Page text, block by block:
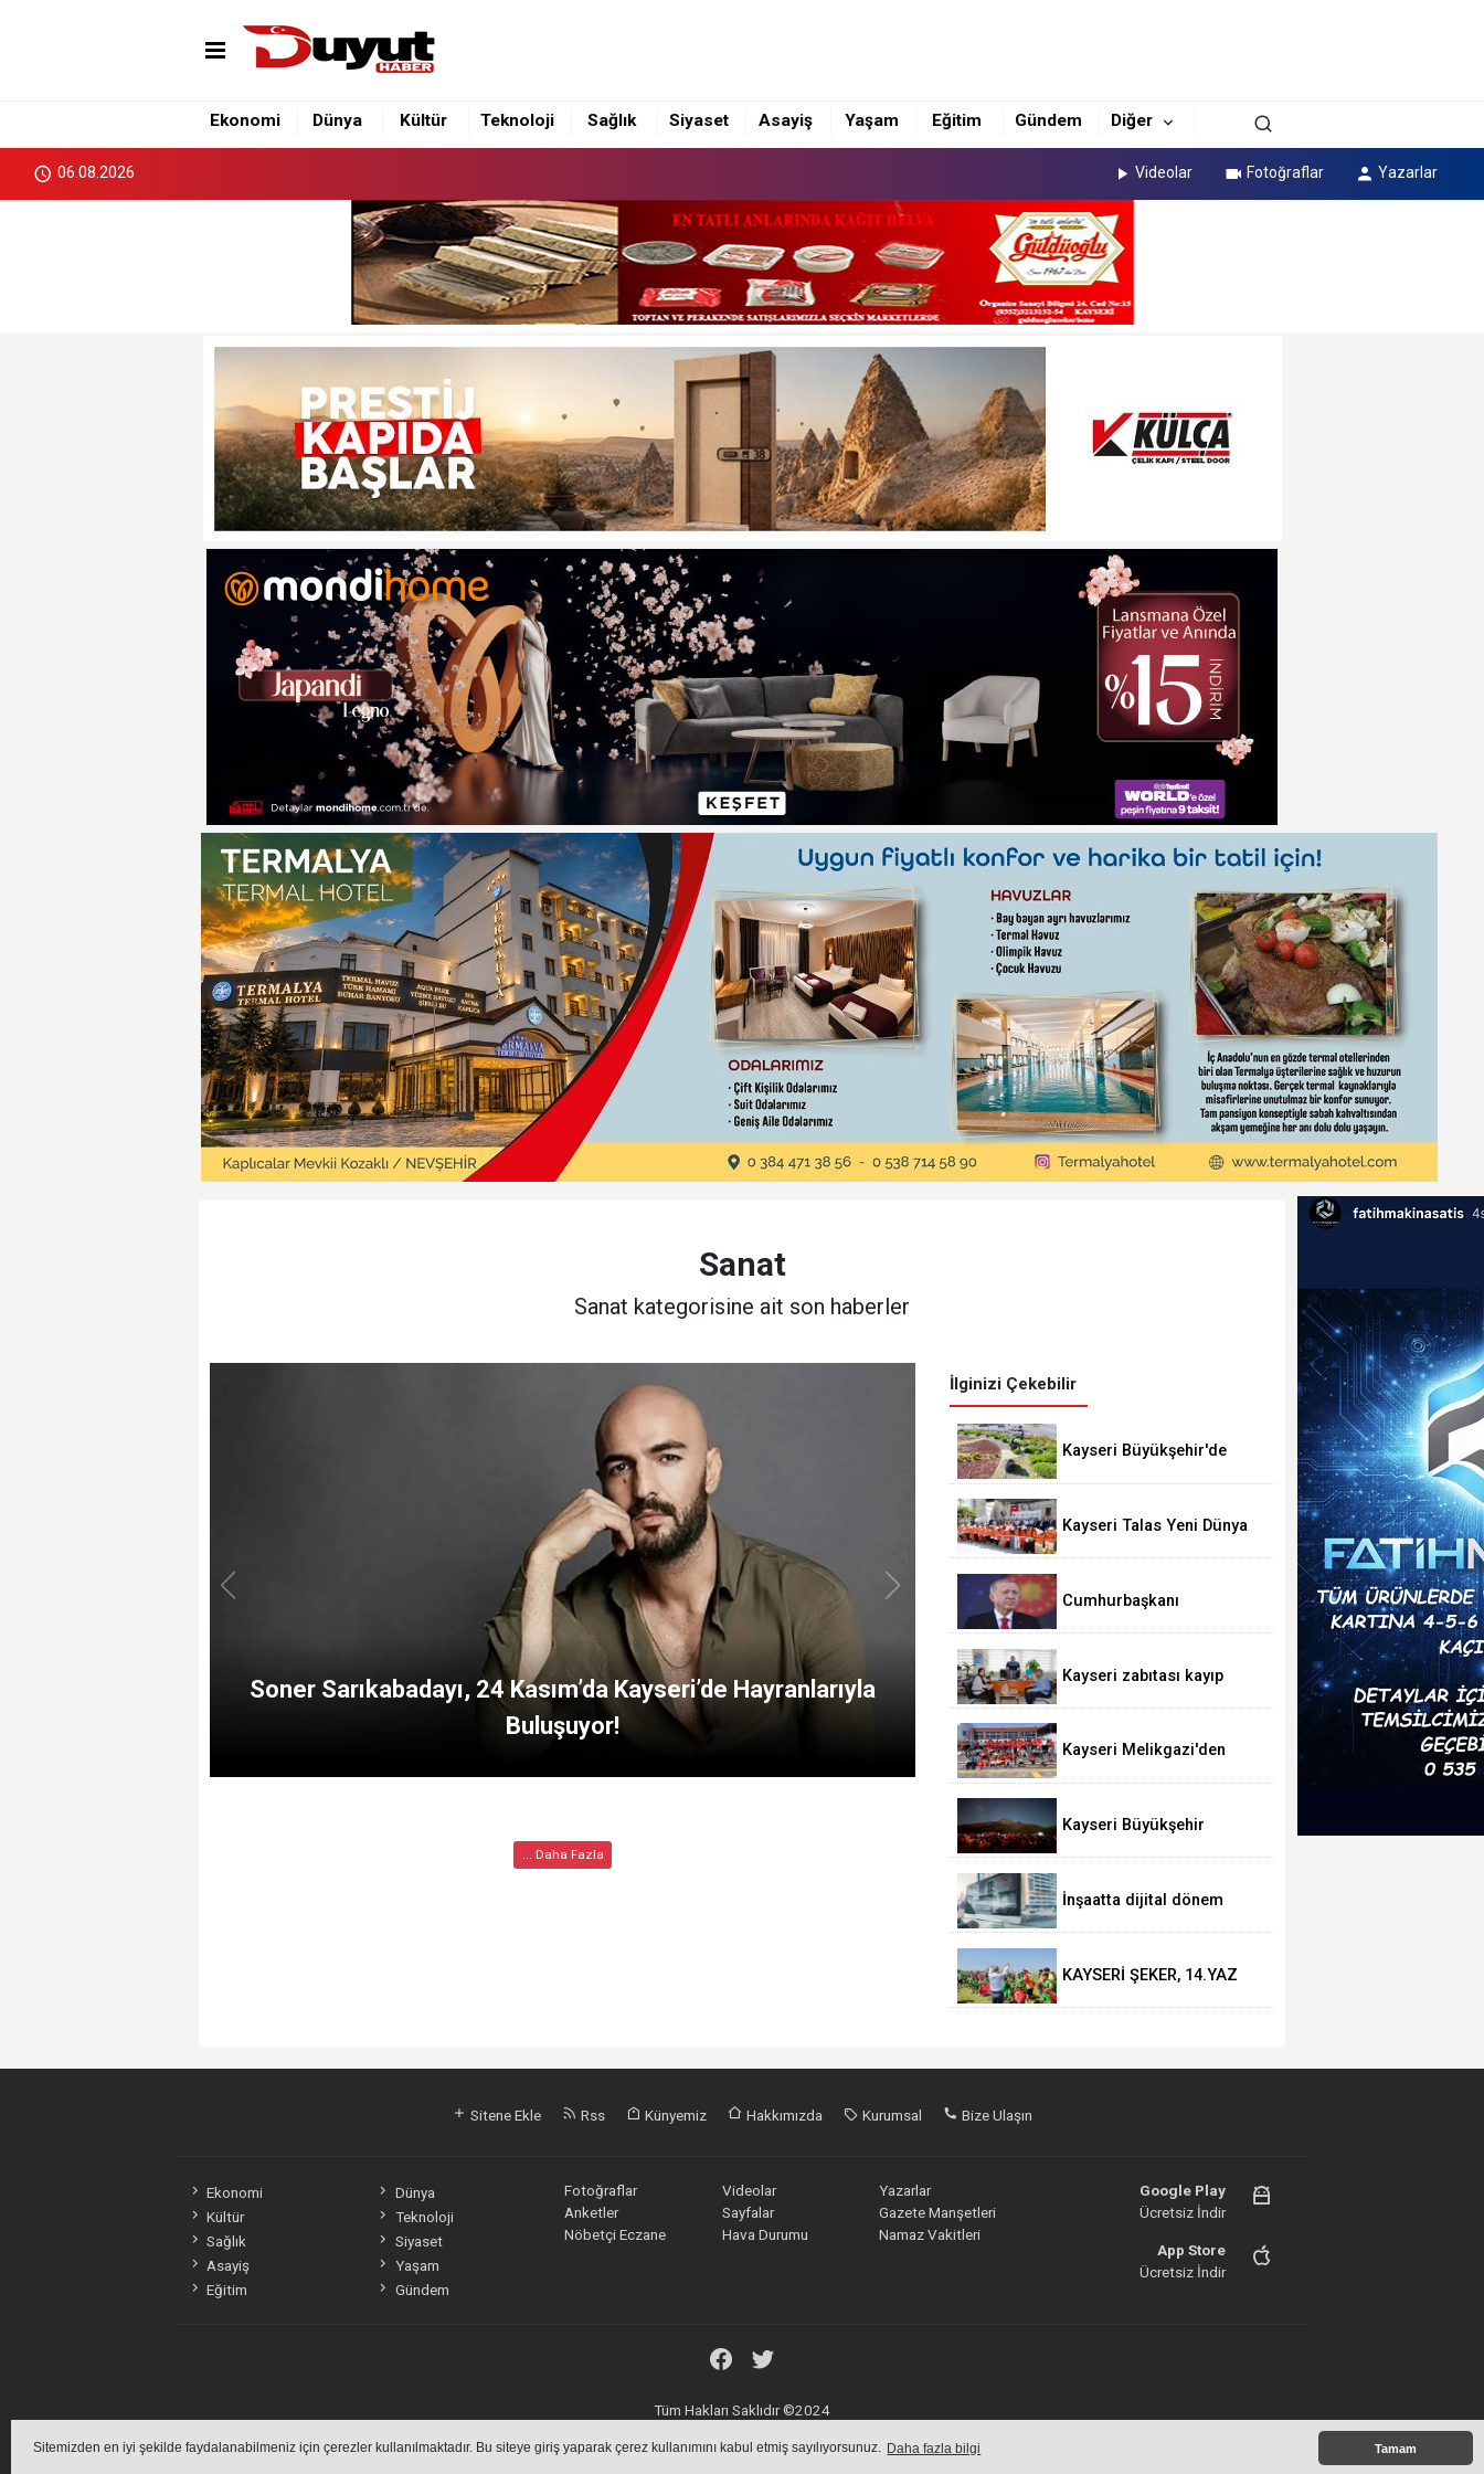
Sitemizden en iyi şekilde faydalanabilmeniz için çerezler kullanılmaktadır. Bu siteye giriş yaparak çerez kullanımını kabul etmiş sayılıyorsunuz. Daha fazla bilgi Tamam
Ekonomi Dünya Kültür Teknoloji Sağlık Siyaset Asayiş Yaşam Eğitim Gündem Diğer
06.08.2026 Videolar Fotoğraflar Yazarlar
Sanat
Sanat kategorisine ait son haberler
Soner Sarıkabadayı, 24 Kasım’da Kayseri’de Hayranlarıyla
Buluşuyor!
... Daha Fazla
İlginizi Çekebilir
Kayseri Büyükşehir'de
Kayseri Talas Yeni Dünya
Cumhurbaşkanı
Kayseri zabıtası kayıp
Kayseri Melikgazi'den
Kayseri Büyükşehir
İnşaatta dijital dönem
KAYSERİ ŞEKER, 14.YAZ
Sitene Ekle Rss Künyemiz Hakkımızda Kurumsal Bize Ulaşın
Ekonomi
Dünya
Kültür
Teknoloji
Sağlık
Siyaset
Asayiş
Yaşam
Eğitim
Gündem
Fotoğraflar Videolar
Yazarlar
Anketler
Sayfalar
Gazete Manşetleri
Nöbetçi Eczane
Hava Durumu Namaz Vakitleri
Google Play
Ücretsiz İndir
App Store
Ücretsiz İndir
Tüm Hakları Saklıdır ©2024
Haber Yazılımı: Haber Sistemleri